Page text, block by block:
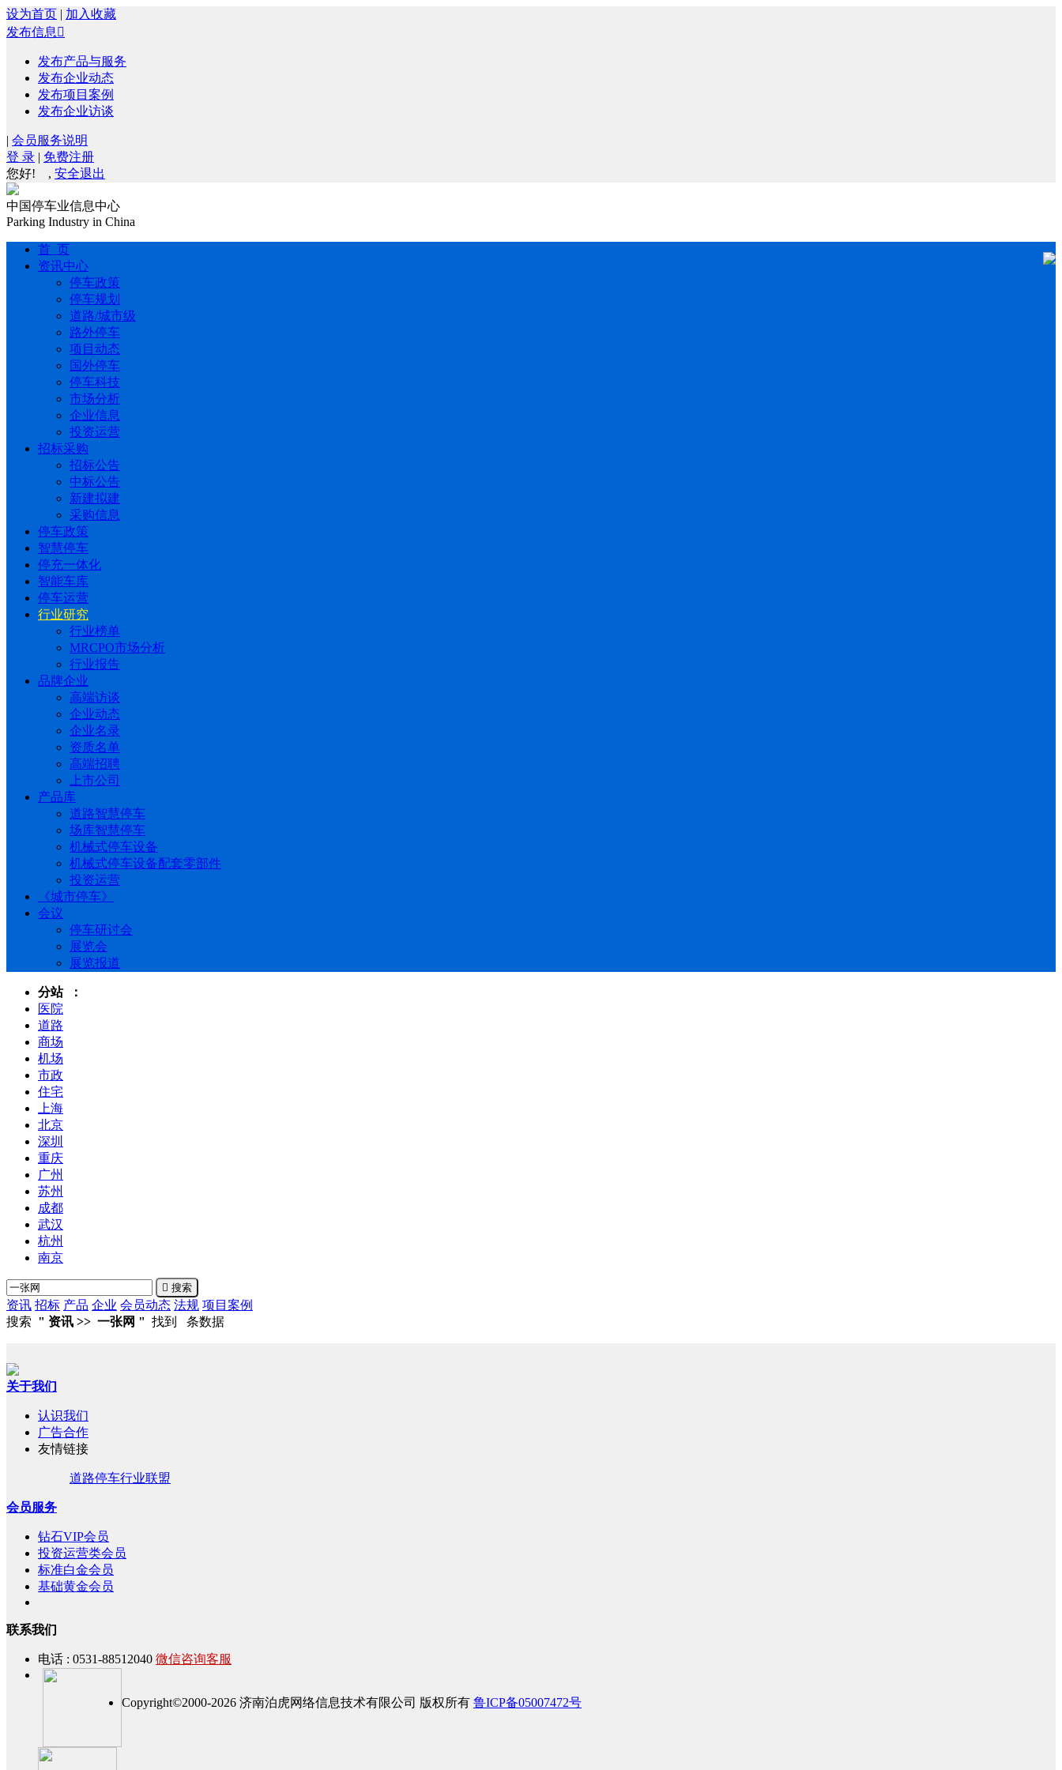
设为首页 | 加入收藏
发布信息 
发布产品与服务
发布企业动态
发布项目案例
发布企业访谈
| 会员服务说明
登 录 | 免费注册
您好!
, 安全退出
中国停车业信息中心
Parking Industry in China
首 页
资讯中心
停车政策
停车规划
道路/城市级
路外停车
项目动态
国外停车
停车科技
市场分析
企业信息
投资运营
招标采购
招标公告
中标公告
新建拟建
采购信息
停车政策
智慧停车
停充一体化
智能车库
停车运营
行业研究
行业榜单
MRCPO市场分析
行业报告
品牌企业
高端访谈
企业动态
企业名录
资质名单
高端招聘
上市公司
产品库
道路智慧停车
场库智慧停车
机械式停车设备
机械式停车设备配套零部件
投资运营
《城市停车》
会议
停车研讨会
展览会
展览报道
分站 ：
医院
道路
商场
机场
市政
住宅
上海
北京
深圳
重庆
广州
苏州
成都
武汉
杭州
南京
 搜索
资讯 招标 产品 企业 会员动态 法规 项目案例
搜索 " 资讯 >> 一张网 " 找到 条数据
关于我们
认识我们
广告合作
友情链接
道路停车行业联盟
会员服务
钻石VIP会员
投资运营类会员
标准白金会员
基础黄金会员
联系我们
电话 : 0531-88512040 微信咨询客服
Copyright©2000-2026 济南泊虎网络信息技术有限公司 版权所有 鲁ICP备05007472号